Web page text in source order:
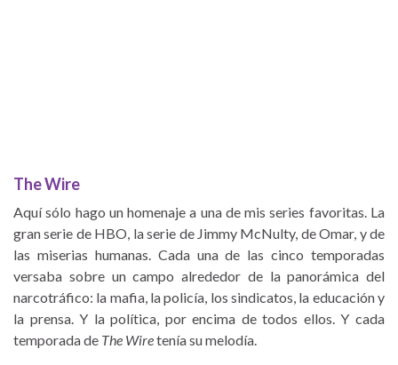
The Wire
Aquí sólo hago un homenaje a una de mis series favoritas. La
gran serie de HBO, la serie de Jimmy McNulty, de Omar, y de
las miserias humanas. Cada una de las cinco temporadas
versaba sobre un campo alrededor de la panorámica del
narcotráfico: la mafia, la policía, los sindicatos, la educación y
la prensa. Y la política, por encima de todos ellos. Y cada
temporada de The Wiretenía su melodía.